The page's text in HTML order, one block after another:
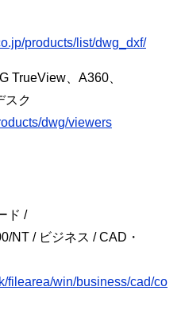
products/list/dwg_dxf/
TrueView、A360、
スク
dwg/viewers
ド /
NT / ビジネス / CAD・
filearea/win/business/cad/co